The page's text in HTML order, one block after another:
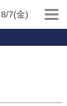
8/7(金)